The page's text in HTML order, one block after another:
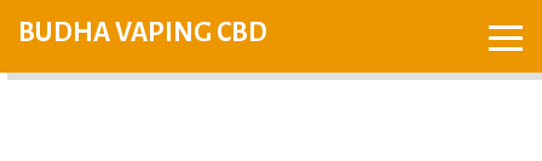
BUDHA VAPING CBD